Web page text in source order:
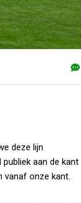
deze lijn
aan de kant
vanaf onze kant.